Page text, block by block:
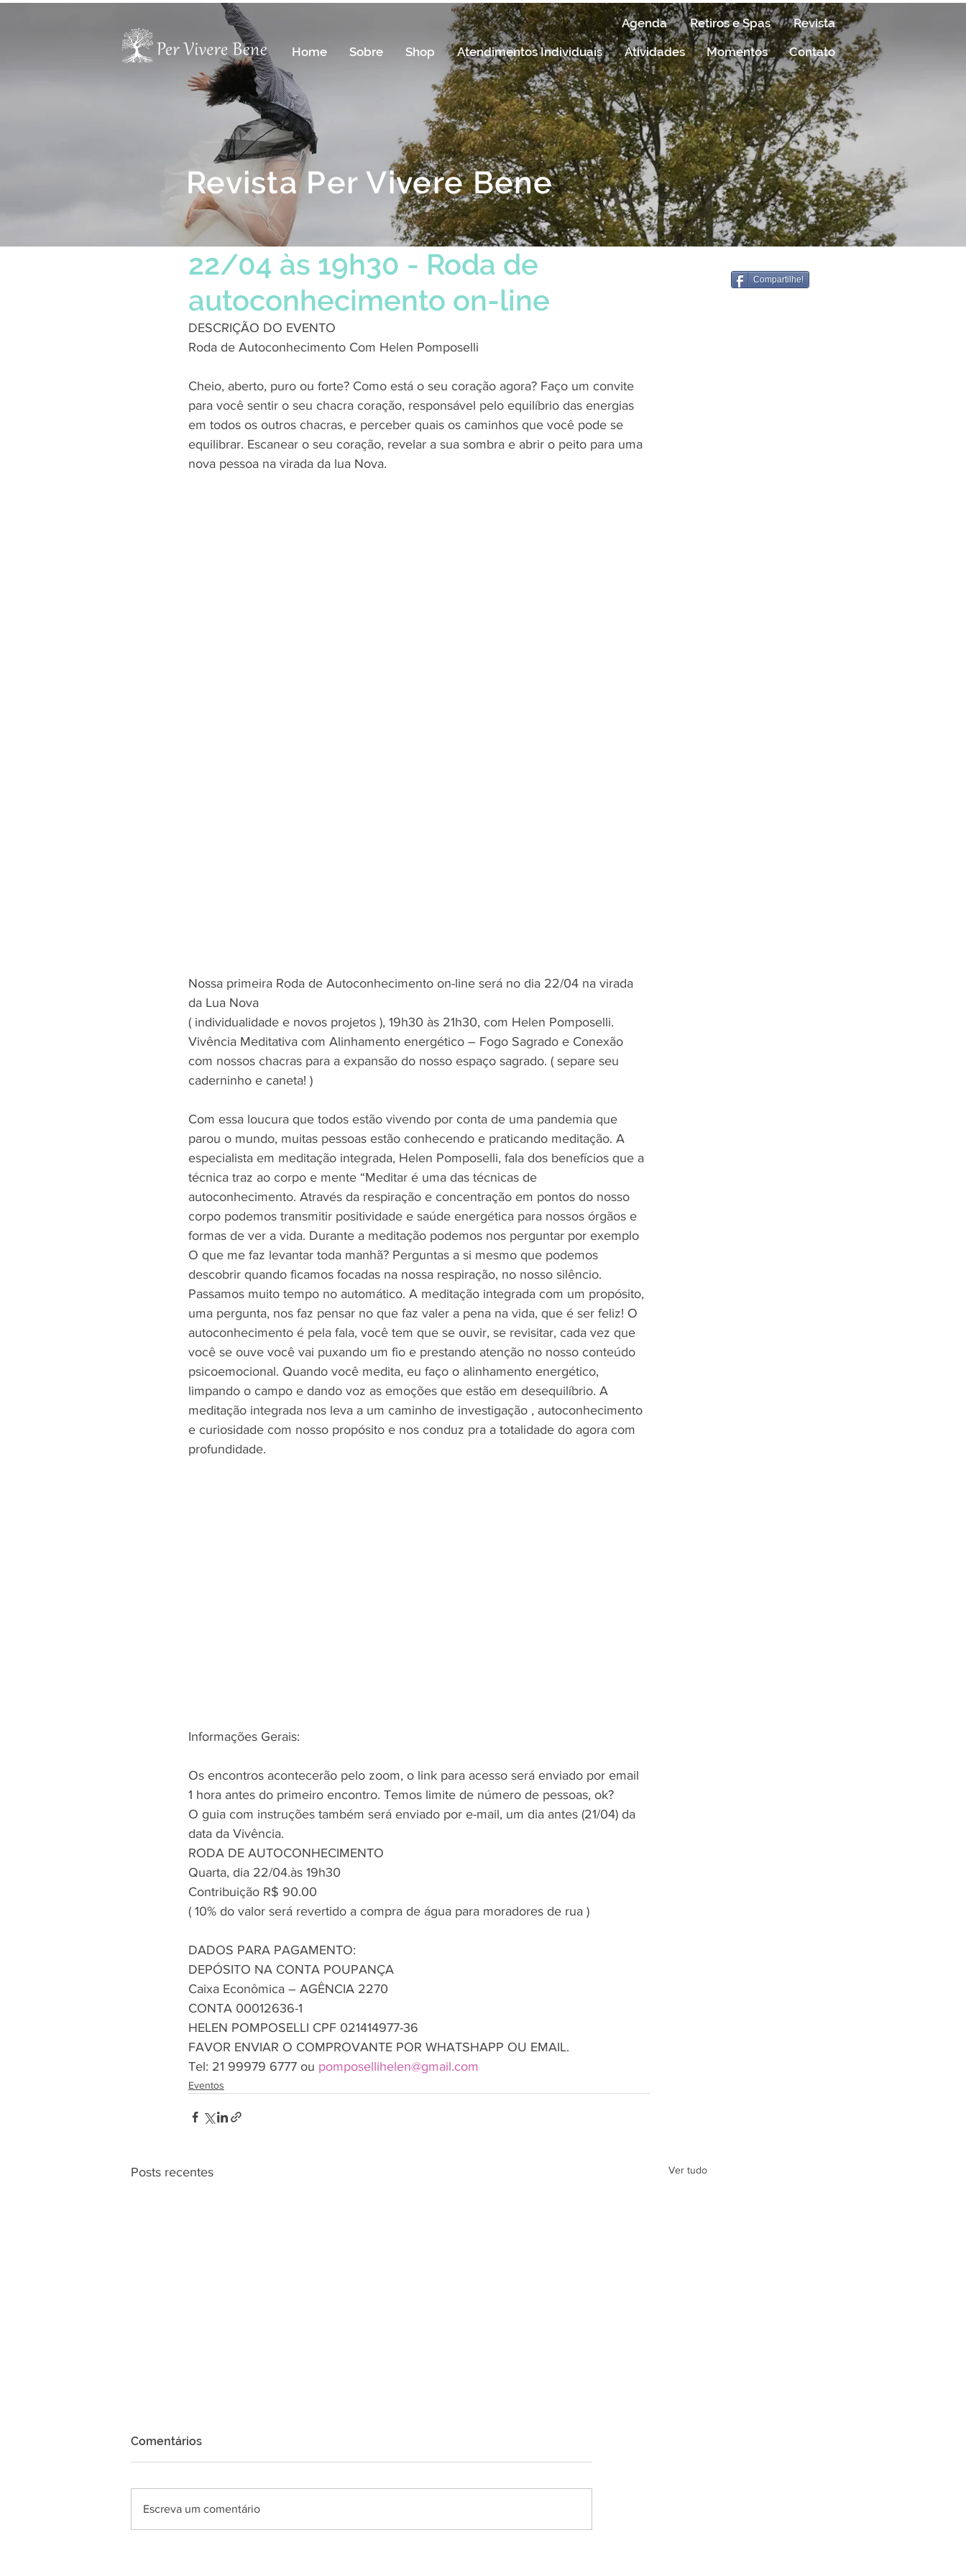
Agenda Retiros e Spas
Revista
Home
Sobre Shop Atendimentos Individuais Atividades Momentos Contato
22/04 às 19h30 - Roda de
autoconhecimento on-line
DESCRIÇÃO DO EVENTO
﻿﻿﻿Roda de Autoconhecimento Com Helen Pomposelli
Cheio, aberto, puro ou forte? Como está o seu coração agora? Faço um convite
para você sentir o seu chacra coração, responsável pelo equilíbrio das energias
em todos os outros chacras, e perceber quais os caminhos que você pode se
equilibrar. Escanear o seu coração, revelar a sua sombra e abrir o peito para uma
nova pessoa na virada da lua Nova.
Nossa primeira Roda de Autoconhecimento on-line será no dia 22/04 na virada
da Lua Nova
( individualidade e novos projetos ), 19h30 às 21h30, com Helen Pomposelli.
Vivência Meditativa com Alinhamento energético – Fogo Sagrado e Conexão
com nossos chacras para a expansão do nosso espaço sagrado. ( separe seu
caderninho e caneta! )
Com essa loucura que todos estão vivendo por conta de uma pandemia que
parou o mundo, muitas pessoas estão conhecendo e praticando meditação. A
especialista em meditação integrada, Helen Pomposelli, fala dos benefícios que a
técnica traz ao corpo e mente “Meditar é uma das técnicas de
autoconhecimento. Através da respiração e concentração em pontos do nosso
corpo podemos transmitir positividade e saúde energética para nossos órgãos e
formas de ver a vida. Durante a meditação podemos nos perguntar por exemplo
O que me faz levantar toda manhã? Perguntas a si mesmo que podemos
descobrir quando ficamos focadas na nossa respiração, no nosso silêncio.
Passamos muito tempo no automático. A meditação integrada com um propósito,
uma pergunta, nos faz pensar no que faz valer a pena na vida, que é ser feliz! O
autoconhecimento é pela fala, você tem que se ouvir, se revisitar, cada vez que
você se ouve você vai puxando um fio e prestando atenção no nosso conteúdo
psicoemocional. Quando você medita, eu faço o alinhamento energético,
limpando o campo e dando voz as emoções que estão em desequilíbrio. A
meditação integrada nos leva a um caminho de investigação , autoconhecimento
e curiosidade com nosso propósito e nos conduz pra a totalidade do agora com
profundidade.
Informações Gerais:
Os encontros acontecerão pelo zoom, o link para acesso será enviado por email
1 hora antes do primeiro encontro. Temos limite de número de pessoas, ok?
O guia com instruções também será enviado por e-mail, um dia antes (21/04) da
data da Vivência.
RODA DE AUTOCONHECIMENTO
Quarta, dia 22/04.às 19h30
Contribuição R$ 90.00
( 10% do valor será revertido a compra de água para moradores de rua ) ️
DADOS PARA PAGAMENTO:
DEPÓSITO NA CONTA POUPANÇA
Caixa Econômica – AGÊNCIA 2270
CONTA 00012636-1
HELEN POMPOSELLI CPF 021414977-36
FAVOR ENVIAR O COMPROVANTE POR WHATSHAPP OU EMAIL.
Tel: 21 99979 6777 ou pomposellihelen@gmail.com
Eventos
Posts recentes Ver tudo
Comentários
Escreva um comentário
Revista Per Vivere Bene
Compartilhe!